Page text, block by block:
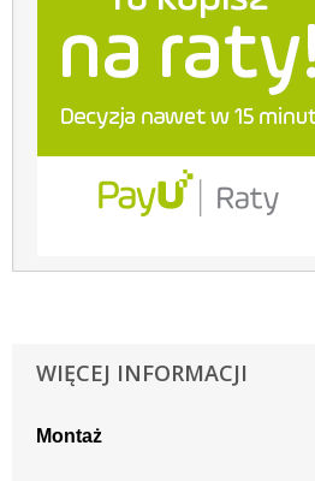
WIĘCEJ INFORMACJI
Montaż